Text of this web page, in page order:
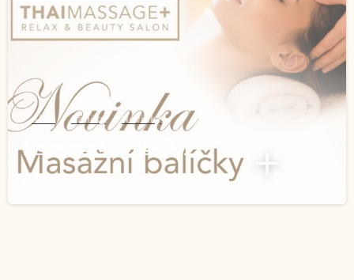
Akce Balíčky Novinky
Nové masážní Balíčky+